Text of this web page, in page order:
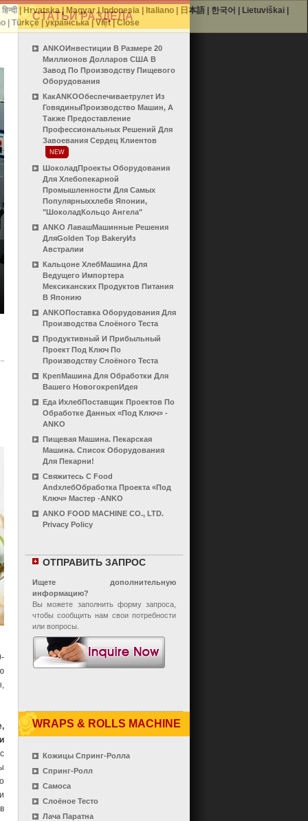
СТАТЬИ РАЗДЕЛА
ANKOИнвестиции В Размере 20
Миллионов Долларов США В
Завод По Производству Пищевого
Оборудования
КакANKOОбеспечиваетрулет Из
ГовядиныПроизводство Машин, А
Также Предоставление
Профессиональных Решений Для
Завоевания Сердец Клиентов
NEW
ШоколадПроекты Оборудования
Для Хлебопекарной
Промышленности Для Самых
Популярныххлебв Японии,
"шоколадКольцо Ангела"
ANKO ЛавашМашинные Решения
ДляGolden Top BakeryИз
Австралии
Кальцоне ХлебМашина Для
Ведущего Импортера
Мексиканских Продуктов Питания
В Японию
ANKOПоставка Оборудования Для
Производства Слоёного Теста
Продуктивный И Прибыльный
Проект Под Ключ По
Производству Слоёного Теста
КрепМашина Для Обработки Для
Вашего НовогокрепИдея
Еда ИхлебПоставщик Проектов По
Обработке Данных «под Ключ» -
ANKO
Пищевая Машина. Пекарская
Машина. Список Оборудования
Для Пекарни!
Свяжитесь С Food
AndхлебОбработка Проекта «под
Ключ» Мастер -ANKO
ANKO FOOD MACHINE CO., LTD.
Privacy Policy
ОТПРАВИТЬ ЗАПРОС
Ищете дополнительную
информацию?
Вы можете заполнить форму запроса,
чтобы сообщить нам свои потребности
или вопросы.
WRAPS & ROLLS MACHINE
Кожицы Спринг-Ролла
Спринг-Ролл
Самоса
Слоёное Тесто
Лача Паратна
हिन्दी| Hrvatska| Magyar|Indonesia| Italiano| 日本語| 한국어 Lietuviškai|
|Türkçe |українська |Việt|Close